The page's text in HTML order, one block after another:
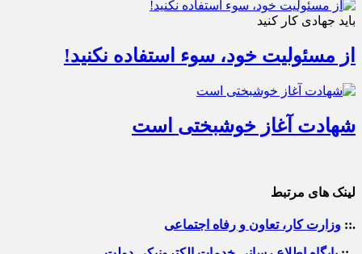
باید جهادی کار کنید
از مسئولیت خود، سوء استفاده نکنید!
شهادت آغاز خوشبختی است
لینک های مرتبط
.:: وزارت کار، تعاون و رفاه اجتماعی